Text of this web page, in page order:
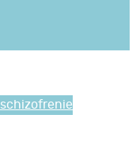
schizofrenie